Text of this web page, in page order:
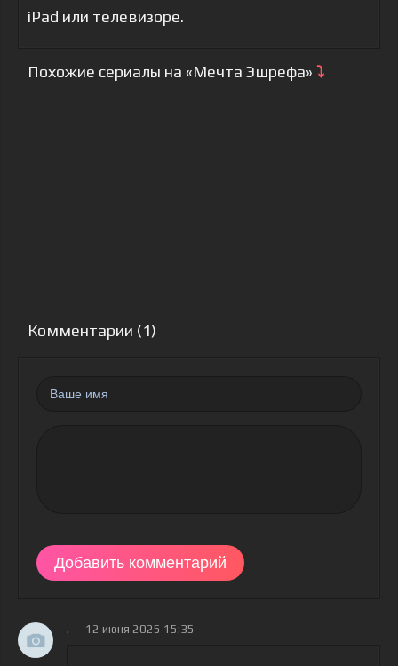
iPad или телевизоре.
Похожие сериалы на «Мечта Эшрефа» ⤵
Комментарии (1)
Добавить комментарий
. 12 июня 2025 15:35